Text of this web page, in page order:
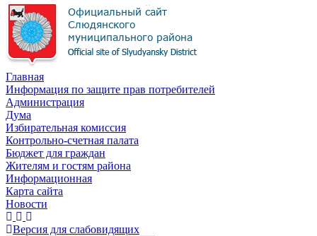
Главная
Информация по защите прав потребителей
Администрация
Дума
Избирательная комиссия
Контрольно-счетная палата
Бюджет для граждан
Жителям и гостям района
Информационная
Карта сайта
Новости
Версия для слабовидящих